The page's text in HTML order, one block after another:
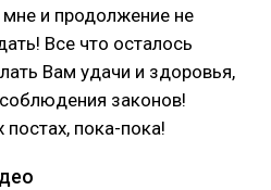
и продолжение не
Все что осталось
Вам удачи и здоровья,
законов!
пока-пока!